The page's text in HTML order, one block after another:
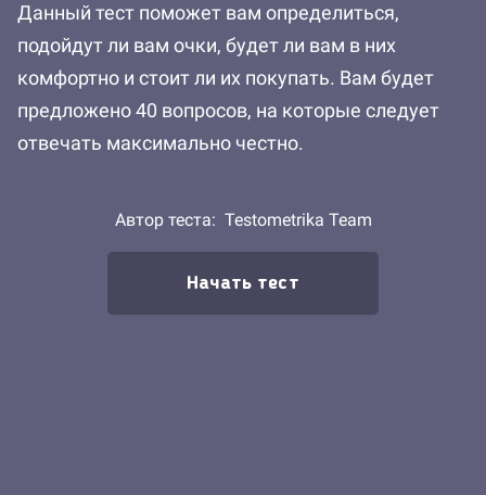
Данный тест поможет вам определиться,
подойдут ли вам очки, будет ли вам в них
комфортно и стоит ли их покупать. Вам будет
предложено 40 вопросов, на которые следует
отвечать максимально честно.
Автор теста: Testometrika Team
Начать тест